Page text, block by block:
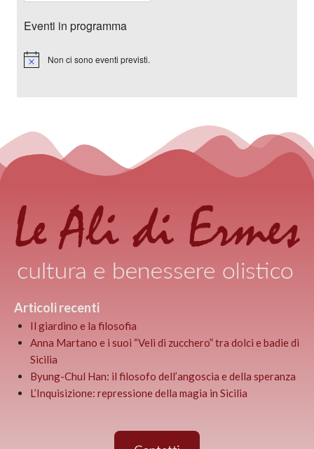
Eventi in programma
Notice Non ci sono eventi previsti.
Articoli recenti
Il giardino e la filosofia
Anna Martano e i suoi “Veli di zucchero” tra dolci e badie di
Sicilia
Byung-Chul Han: il filosofo dell’angoscia e della speranza
L’Inquisizione: repressione della magia in Sicilia